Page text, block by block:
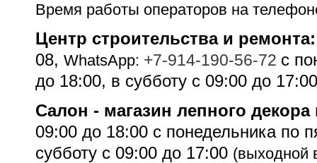
Время работы операторов на
Центр строительства и ремонта:
08, WhatsApp: +7-914-190-56-72 c
до 18:00, в субботу с 09:00 до
Салон - магазин лепного
09:00 до 18:00 c понедельника по
субботу с 09:00 до 17:00 (выходной